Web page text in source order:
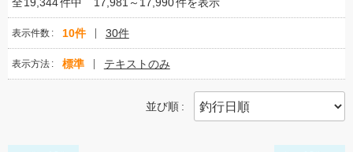
表示件数 10件 30件
表示方法 標準 テキストのみ
並び順